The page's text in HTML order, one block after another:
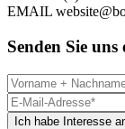
EMAIL
Senden Sie
Ich habe Interesse